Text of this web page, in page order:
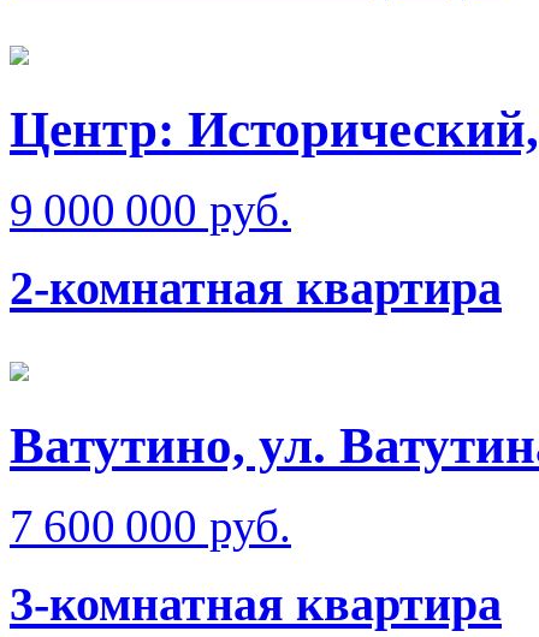
Центр:
9 000 000 руб.
2-комнатная квартира
Ватутино, ул.
7 600 000 руб.
3-комнатная квартира